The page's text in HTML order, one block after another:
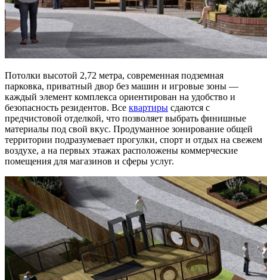
Потолки высотой 2,72 метра, современная подземная
парковка, приватный двор без машин и игровые зоны —
каждый элемент комплекса ориентирован на удобство и
безопасность резидентов. Все квартиры сдаются с
предчистовой отделкой, что позволяет выбрать финишные
материалы под свой вкус. Продуманное зонирование общей
территории подразумевает прогулки, спорт и отдых на свежем
воздухе, а на первых этажах расположены коммерческие
помещения для магазинов и сферы услуг.